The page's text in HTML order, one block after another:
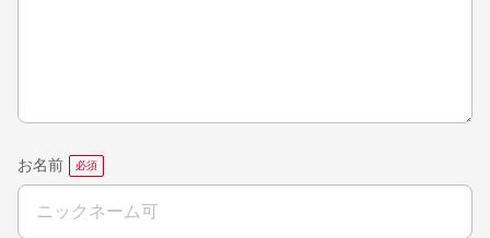
お名前